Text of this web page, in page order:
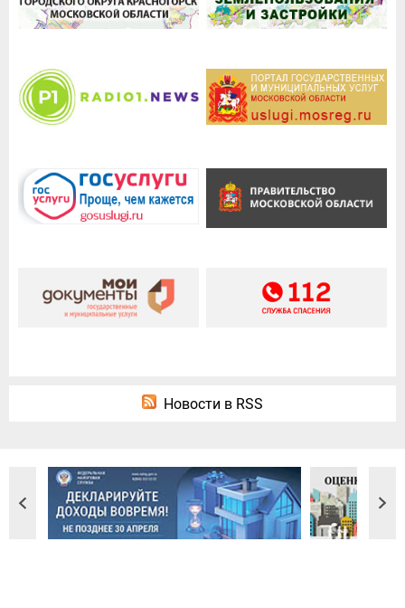
Новости в RSS